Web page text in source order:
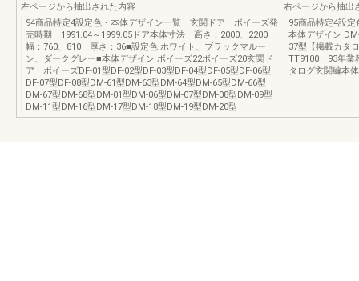
左ページから抽出された内容
94商品特定4設定色・本体デザイン一覧 玄関ドア ボイーズ発
売時期 1991.04～1999.05ドア本体寸法 高さ：2000、2200
幅：760、810 厚さ：36■設定色 ホワイト、ブラックマルー
ン、ダークグレー■本体デザイン ボイーズ22ボイーズ20玄関ド
ア ボイーズDF-01型DF-02型DF-03型DF-04型DF-05型DF-06型
DF-07型DF-08型DM-61型DM-63型DM-64型DM-65型DM-66型
DM-67型DM-68型DM-01型DM-06型DM-07型DM-08型DM-09型
DM-11型DM-16型DM-17型DM-18型DM-19型DM-20型
右ページから抽出
95商品特定4設
本体デザイン
37型【掲載カタ
TT9100 93年業
タログ玄関編本